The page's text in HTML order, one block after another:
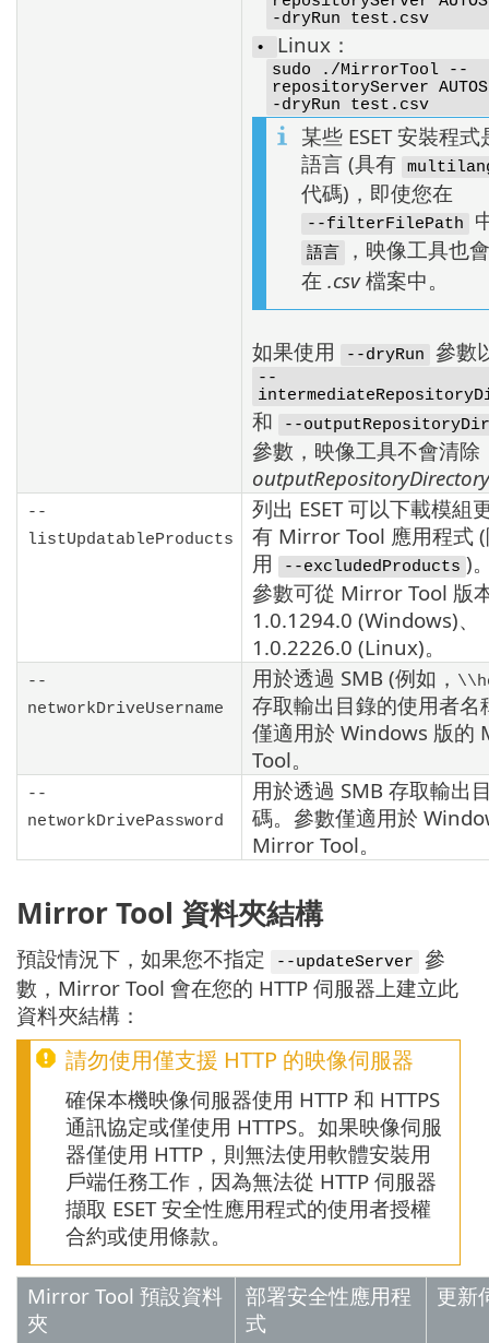
-dryRun test.csv
•
Linux：
sudo ./MirrorTool --
repositoryServer
-dryRun test.csv
某些 ESET 安裝程
語言 (具有
代碼)，即使您在
--filterFilePath
語言
，映像工具也
在 .csv檔案中。
如果使用 --dryRun 參數
--
和 --
參數，映像工具不會清除
outputRepositoryDirectory
--
listUpdatableProducts
列出 ESET可以下載模組
有 Mirror Tool 應用程式
用
--excludedProducts )
參數可從 Mirror Tool 版
1.0.1294.0 (Windows)、
1.0.2226.0 (Linux)。
--
networkDriveUsername
用於透過 SMB (例如，
存取輸出目錄的使用者名
僅適用於 Windows 版的
Tool。
--
networkDrivePassword
用於透過 SMB 存取輸出
碼。參數僅適用於
Mirror Tool。
Mirror Tool 資料夾結構
預設情況下，如果您不指定 --updateServer
參
數，Mirror Tool 會在您的 HTTP 伺服器上建立此
資料夾結構：
請勿使用僅支援 HTTP 的映像伺服器
確保本機映像伺服器使用 HTTP 和 HTTPS
通訊協定或僅使用 HTTPS。如果映像伺服
器僅使用 HTTP，則無法使用軟體安裝用
戶端任務工作，因為無法從 HTTP 伺服器
擷取 ESET 安全性應用程式的使用者授權
合約或使用條款。
Mirror Tool 預設資料
夾
部署安全性應用程
式
更新